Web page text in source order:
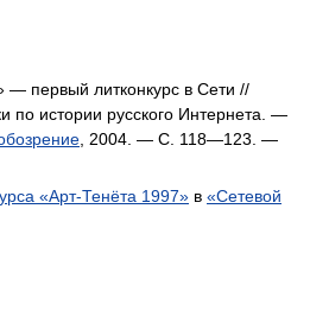
— первый литконкурс в Сети //
по истории русского Интернета. —
, 2004. — С. 118—123. —
«Арт-Тенёта 1997» в «Сетевой